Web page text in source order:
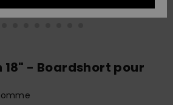
rapide- Boardshort pour